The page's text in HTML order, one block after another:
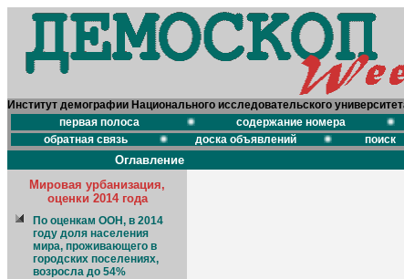
Институт демографии Национального исследовательского
первая полоса
содержание номера
обратная связь
доска объявлений поиск
Оглавление
Мировая урбанизация,
оценки 2014 года
По оценкам ООН, в 2014
году доля населения
мира, проживающего в
городских поселениях,
возросла до 54%